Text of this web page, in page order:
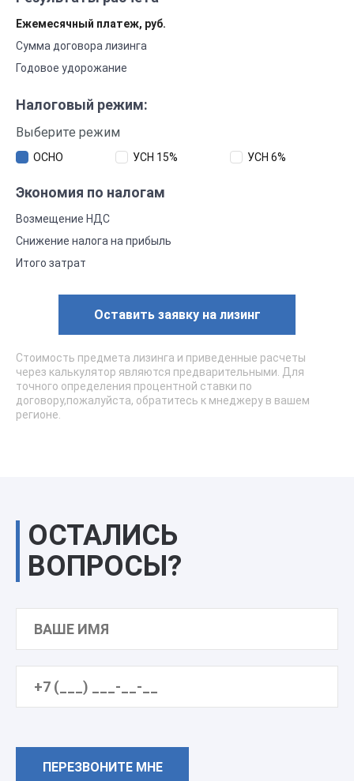
Ежемесячный платеж, руб.
Сумма договора лизинга
Годовое удорожание
Налоговый режим:
Выберите режим
ОСНО УСН 15% УСН 6%
Экономия по налогам
Возмещение НДС
Снижение налога на прибыль
Итого затрат
Оставить заявку на лизинг
Стоимость предмета лизинга и приведенные расчеты
через калькулятор являются предварительными. Для
точного определения процентной ставки по
договору,пожалуйста, обратитесь к мнеджеру в вашем
регионе.
ОСТАЛИСЬ
ВОПРОСЫ?